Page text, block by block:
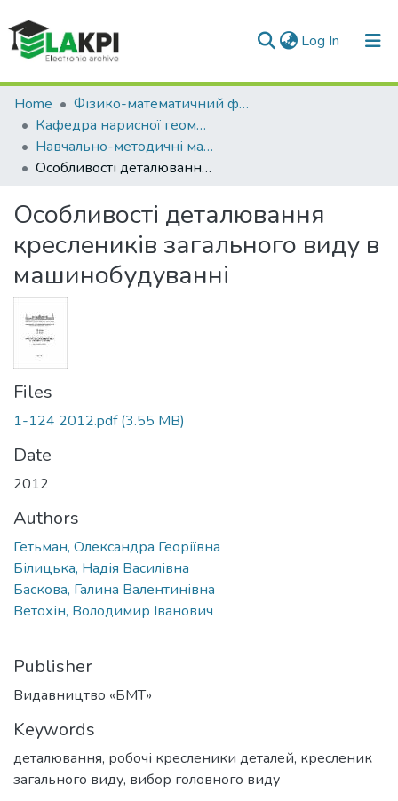
Log In (current)
Communities & Collections
All of DSpace
Statistics
Home
Фізико-математичний факультет (ФМФ)
Кафедра нарисної геометрії, інженерної та комп'ютерної графіки (НГІтаКГ)
Навчально-методичні матеріали (НГІтаКГ)
Особливості деталювання креслеників загального виду в машинобудуванні
Особливості деталювання
креслеників загального виду в
машинобудуванні
Files
1-124 2012.pdf(3.55 MB)
Date
2012
Authors
Гетьман, Олександра Георіївна
Білицька, Надія Василівна
Баскова, Галина Валентинівна
Ветохін, Володимир Іванович
Publisher
Видавництво «БМТ»
Keywords
деталювання, робочі кресленики деталей, кресленик
загального виду, вибор головного виду